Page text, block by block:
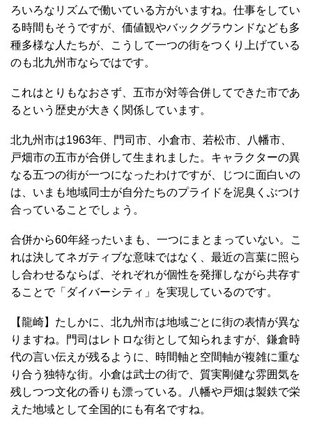
ろいろなリズムで働いている方がいますね。仕事をしてい
る時間もそうですが、価値観やバックグラウンドなども多
種多様な人たちが、こうして一つの街をつくり上げている
のも北九州市ならではです。
これはとりもなおさず、五市が対等合併してできた市であ
るという歴史が大きく関係しています。
北九州市は1963年、門司市、小倉市、若松市、八幡市、
戸畑市の五市が合併して生まれました。キャラクターの異
なる五つの街が一つになったわけですが、じつに面白いの
は、いまも地域同士が自分たちのプライドを泥臭くぶつけ
合っていることでしょう。
合併から60年経ったいまも、一つにまとまっていない。こ
れは決してネガティブな意味ではなく、最近の言葉に照ら
し合わせるならば、それぞれが個性を発揮しながら共存す
ることで「ダイバーシティ」を実現しているのです。
【龍崎】たしかに、北九州市は地域ごとに街の表情が異な
りますね。門司はレトロな街として知られますが、鎌倉時
代の言い伝えが残るように、時間軸と空間軸が複雑に重な
り合う独特な街。小倉は武士の街で、質実剛健な雰囲気を
残しつつ文化の香りも漂っている。八幡や戸畑は製鉄で栄
えた地域として全国的にも有名ですね。